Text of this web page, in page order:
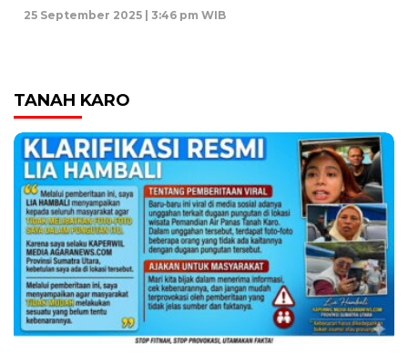
25 September 2025 | 3:46 pm WIB
TANAH KARO